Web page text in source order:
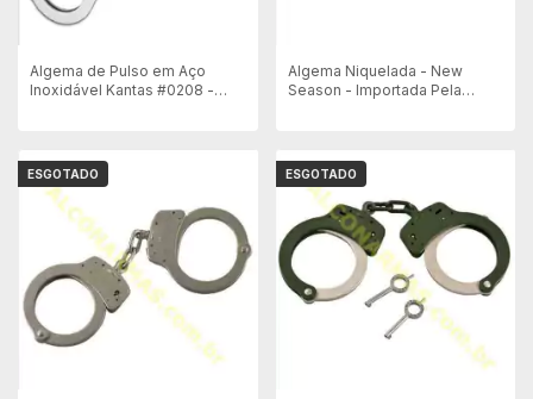
Algema de Pulso em Aço
Inoxidável Kantas #0208 -
Algema Niquelada - New
Season - Importada Pela
ESGOTADO ESGOTADO